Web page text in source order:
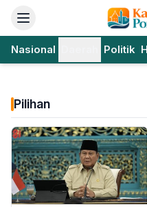
Nasional Politik
Pilihan